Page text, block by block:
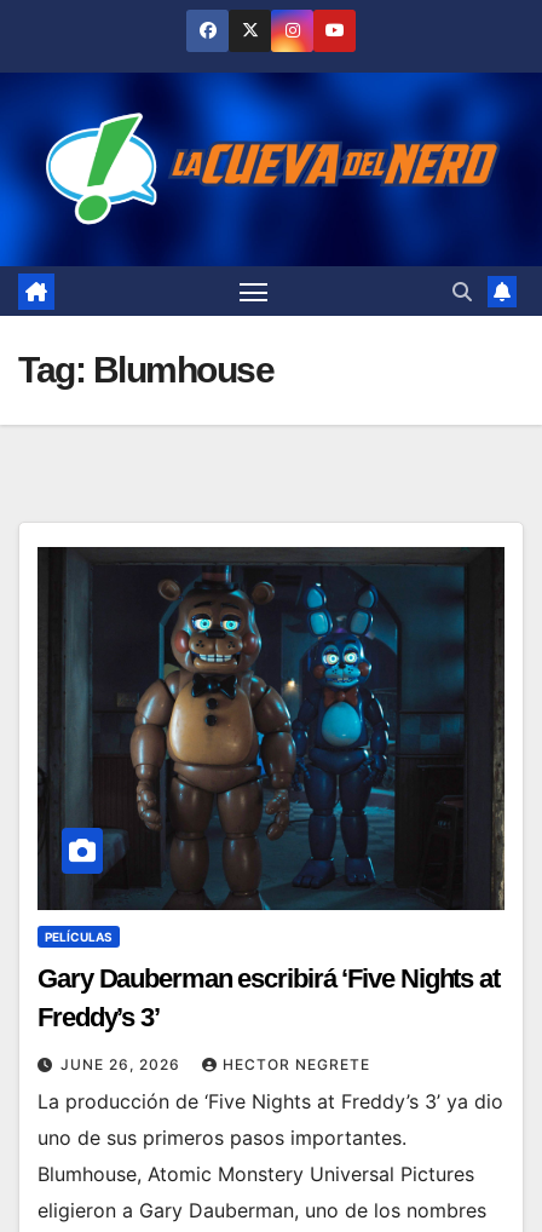
Tag: Blumhouse
PELÍCULAS
Gary Dauberman escribirá ‘Five Nights at
Freddy’s 3’
JUNE 26, 2026 HECTOR NEGRETE
La producción de ‘Five Nights at Freddy’s 3’ ya dio
uno de sus primeros pasos importantes.
Blumhouse, Atomic Monstery Universal Pictures
eligieron a Gary Dauberman, uno de los nombres